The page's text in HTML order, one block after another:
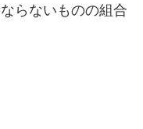
らないものの組合